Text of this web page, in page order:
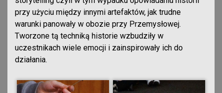
przy użyciu między innymi artefaktów, jak trudne
warunki panowały w obozie przy Przemysłowej.
Tworzone tą techniką historie wzbudziły w
uczestnikach wiele emocji i zainspirowały ich do
działania.